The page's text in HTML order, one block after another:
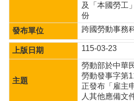
及「本國勞工
份
跨國勞動事務
115-03-23
勞動部於中華
勞動發事字第
正發布「雇主
人其他應備文